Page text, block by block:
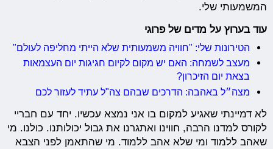
המשמעותי שלי.
עוד בערוץ על מדים של פרוגי
הטירונות שלי: "חוויה משמעותית שלא הייתי מחליפה לעולם"
מעצב לשמחה: האם יש מקום לקיום חגיגות יום העצמאות
בצאת יום הזיכרון?
מצה״ל באהבה: הדרכים שבהם צה"ל עתיד לעזור לכם
לא דמיינתי שאגיע למקום בו אני נמצא עכשיו. יחד עם חבריי
לקורס למדנו הרבה, חווינו ואתגרנו את גבול יכולותנו. כולנו. מי
שאהב ללמוד ומי שלא אהב ללמוד. מי שהתאמן לפני הצבא